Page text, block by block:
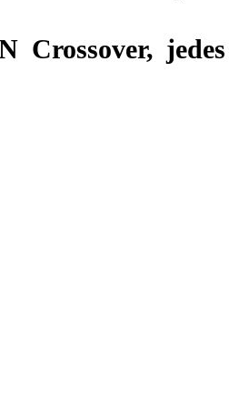
Crossover,